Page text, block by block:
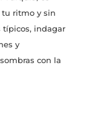
tu ritmo y sin
típicos, indagar
y
con la